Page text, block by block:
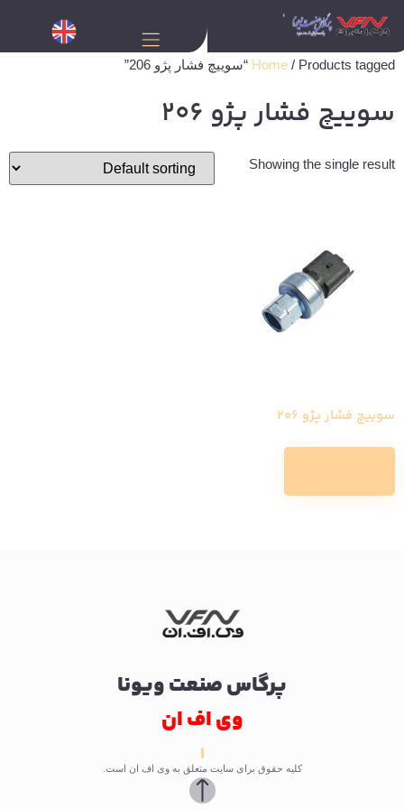
Home / Products tagged “سوییچ فشار پژو 206”
سوییچ فشار پژو 206
Showing the single result
سوییچ فشار پژو 206
پرگاس صنعت ویونا
وی اف ان
کلیه حقوق برای سایت متعلق به وی اف ان است.